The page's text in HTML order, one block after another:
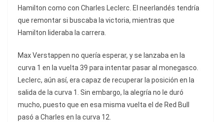
Hamilton como con Charles Leclerc. El neerlandés tendría
que remontar si buscaba la victoria, mientras que
Hamilton lideraba la carrera.
Max Verstappen no quería esperar, y se lanzaba en la
curva 1 en la vuelta 39 para intentar pasar al monegasco.
Leclerc, aún así, era capaz de recuperar la posición en la
salida de la curva 1. Sin embargo, la alegría no le duró
mucho, puesto que en esa misma vuelta el de Red Bull
pasó a Charles en la curva 12.